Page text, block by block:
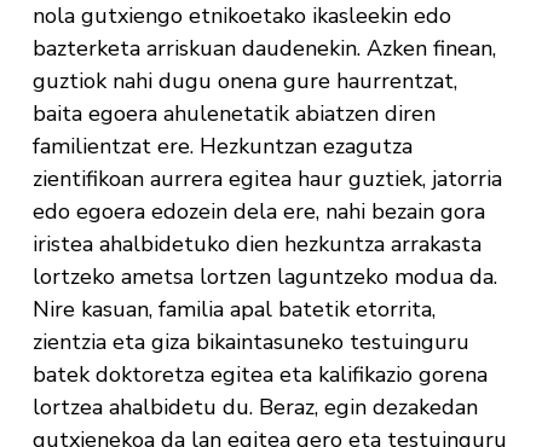
nola gutxiengo etnikoetako ikasleekin edo
bazterketa arriskuan daudenekin. Azken finean,
guztiok nahi dugu onena gure haurrentzat,
baita egoera ahulenetatik abiatzen diren
familientzat ere. Hezkuntzan ezagutza
zientifikoan aurrera egitea haur guztiek, jatorria
edo egoera edozein dela ere, nahi bezain gora
iristea ahalbidetuko dien hezkuntza arrakasta
lortzeko ametsa lortzen laguntzeko modua da.
Nire kasuan, familia apal batetik etorrita,
zientzia eta giza bikaintasuneko testuinguru
batek doktoretza egitea eta kalifikazio gorena
lortzea ahalbidetu du. Beraz, egin dezakedan
gutxienekoa da lan egitea gero eta testuinguru